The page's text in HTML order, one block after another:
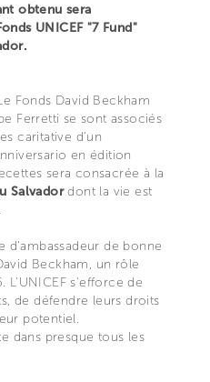
obtenu sera
UNICEF "7 Fund"
Fonds David Beckham
Ferretti se sont associés
caritative d’un
en édition
sera consacrée à la
Salvadordont la vie est
de bonne
Beckham, un rôle
L'UNICEF s'efforce de
de défendre leurs droits
potentiel.
dans presque tous les